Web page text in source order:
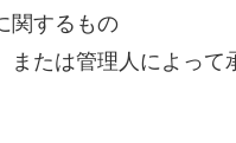
関するもの
または管理人によっ